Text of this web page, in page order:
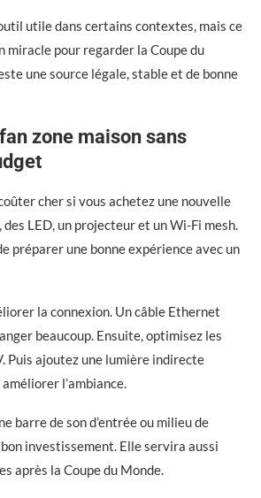
utile dans certains contextes, mais ce
miracle pour regarder la Coupe du
une source légale, stable et de bonne
zone maison sans
cher si vous achetez une nouvelle
des LED, un projecteur et un Wi-Fi mesh.
préparer une bonne expérience avec un
la connexion. Un câble Ethernet
beaucoup. Ensuite, optimisez les
Puis ajoutez une lumière indirecte
l’ambiance.
barre de son d’entrée ou milieu de
investissement. Elle servira aussi
après la Coupe du Monde.